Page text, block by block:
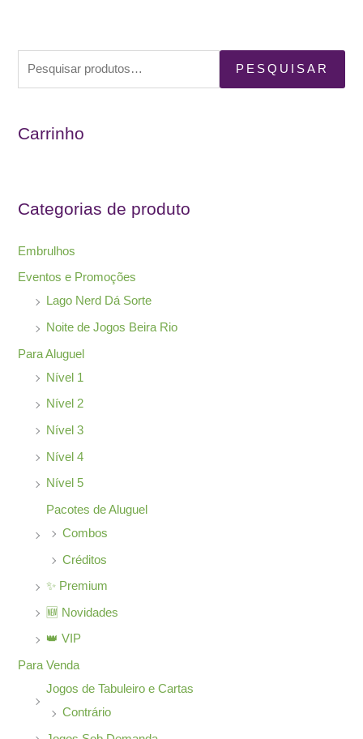
q
s
r
p
PESQUISAR
Carrinho
Categorias de produto
Embrulhos
Eventos e Promoções
Lago Nerd Dá Sorte
Noite de Jogos Beira Rio
Para Aluguel
Nível 1
Nível 2
Nível 3
Nível 4
Nível 5
Pacotes de Aluguel
Combos
Créditos
✨ Premium
🆕 Novidades
👑 VIP
Para Venda
Jogos de Tabuleiro e Cartas
Contrário